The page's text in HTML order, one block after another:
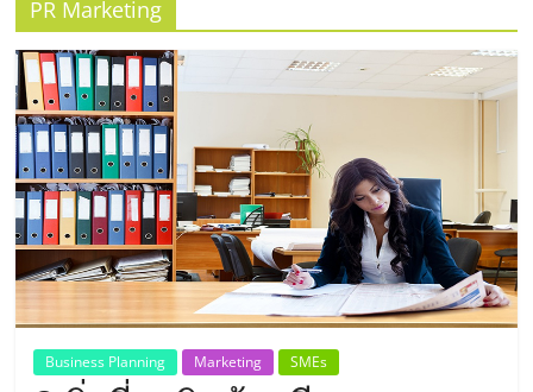
SME
แห่ง
ประเทศไทย,
ThaiSMEsCenter,
รวม
ธุรกิจ
PR Marketing
Business Planning Marketing SMEs